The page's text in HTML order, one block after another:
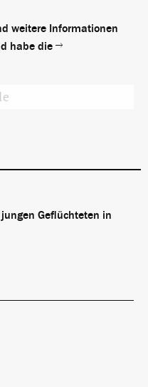
weitere Informationen
habe die
Geflüchteten in